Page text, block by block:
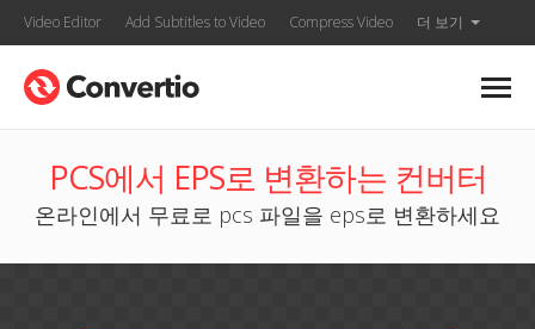
Video Editor Add Subtitles to Video Compress Video 더 보기
PCS에서 EPS로 변환하는 컨버터
온라인에서 무료로 pcs 파일을 eps로 변환하세요